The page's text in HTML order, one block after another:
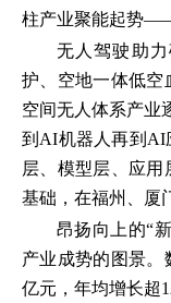
柱产业聚能起势
无人驾驶助
护、空地一体低
空间无人体系产业
到AI机器人再到AI
层、模型层、应
基础，在福州、厦
昂扬向上的“
产业成势的图景。
亿元，年均增长超